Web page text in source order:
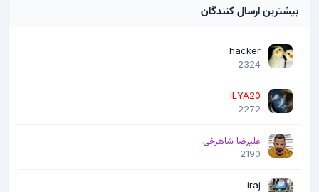
بیشترین ارسال کنندگان
hacker
2324
ILYA20
2272
علیرضا شاهرخی
2190
iraj